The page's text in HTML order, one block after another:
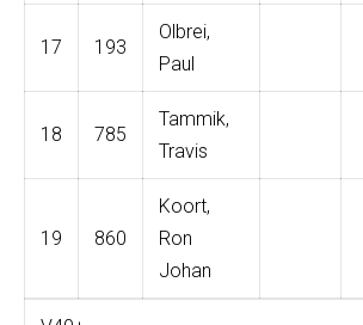
17 193
Olbrei,
Paul
18 785
Tammik,
Travis
19 860
Koort,
Ron
Johan